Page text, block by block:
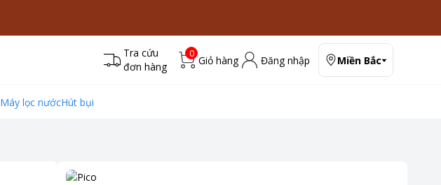
Tra cứu
đơn hàng
0
Giỏ hàng Đăng nhập Miền Bắc
Máy lọc nướcHút bụi